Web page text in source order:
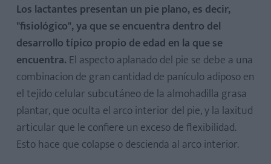
Los lactantes presentan un pie plano, es decir,
"fisiológico", ya que se encuentra dentro del
desarrollo típico propio de edad en la que se
encuentra. El aspecto aplanado del pie se debe a una
combinacion de gran cantidad de panículo adiposo en
el tejido celular subcutáneo de la almohadilla grasa
plantar, que oculta el arco interior del pie, y la laxitud
articular que le confiere un exceso de flexibilidad.
Esto hace que colapse o descienda al arco interior.